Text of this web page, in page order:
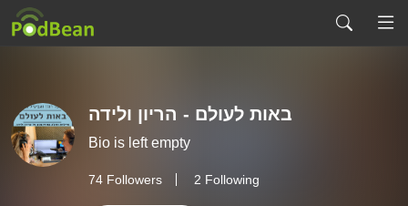
באות לעולם - הריון ולידה
Bio is left empty
74 Followers 2 Following